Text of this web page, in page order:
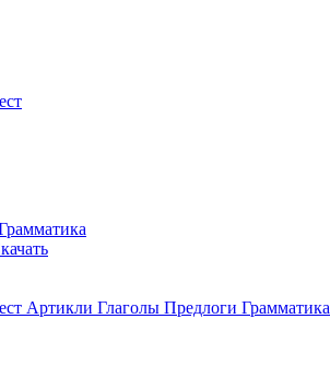
Артикли Глаголы Предлоги Грамматика